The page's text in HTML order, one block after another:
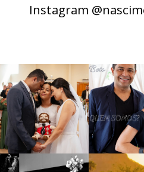
Instagram